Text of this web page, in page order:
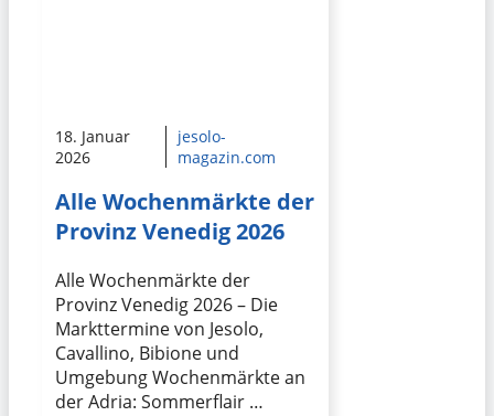
18. Januar
2026
jesolo-
magazin.com
Alle Wochenmärkte der
Provinz Venedig 2026
Alle Wochenmärkte der
Provinz Venedig 2026 – Die
Markttermine von Jesolo,
Cavallino, Bibione und
Umgebung Wochenmärkte an
der Adria: Sommerflair …